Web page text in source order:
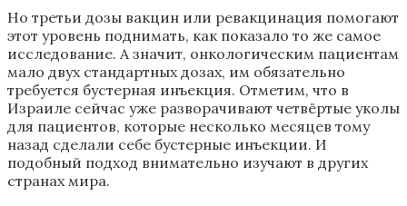
Но третьи дозы вакцин или ревакцинация помогают
этот уровень поднимать, как показало то же самое
исследование. А значит, онкологическим пациентам
мало двух стандартных дозах, им обязательно
требуется бустерная инъекция. Отметим, что в
Израиле сейчас уже разворачивают четвёртые уколы
для пациентов, которые несколько месяцев тому
назад сделали себе бустерные инъекции. И
подобный подход внимательно изучают в других
странах мира.